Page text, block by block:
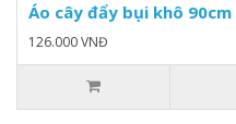
Áo cây đẩy bụi khô 90cm
126.000 VNĐ